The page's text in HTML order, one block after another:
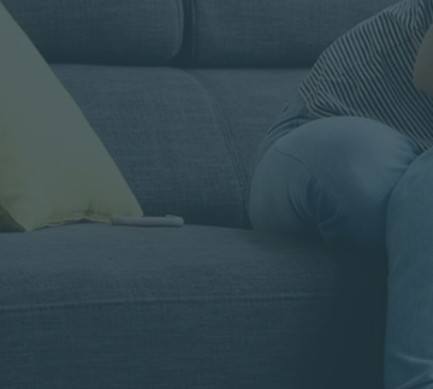
ESTIMATION DE MON BIEN
Rayon